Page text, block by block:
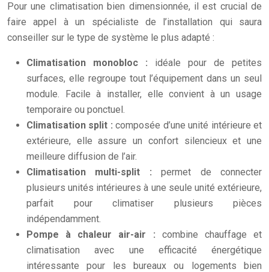
Pour une climatisation bien dimensionnée, il est crucial de
faire appel à un spécialiste de l’installation qui saura
conseiller sur le type de système le plus adapté :
Climatisation monobloc : idéale pour de petites
surfaces, elle regroupe tout l’équipement dans un seul
module. Facile à installer, elle convient à un usage
temporaire ou ponctuel.
Climatisation split : composée d’une unité intérieure et
extérieure, elle assure un confort silencieux et une
meilleure diffusion de l’air.
Climatisation multi-split : permet de connecter
plusieurs unités intérieures à une seule unité extérieure,
parfait pour climatiser plusieurs pièces
indépendamment.
Pompe à chaleur air-air : combine chauffage et
climatisation avec une efficacité énergétique
intéressante pour les bureaux ou logements bien